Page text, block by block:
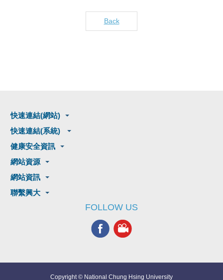
Back
快速連結(網站)
快速連結(系統)
健康安全資訊
網站資源
網站資訊
聯繫興大
FOLLOW US
Copyright © National Chung Hsing University